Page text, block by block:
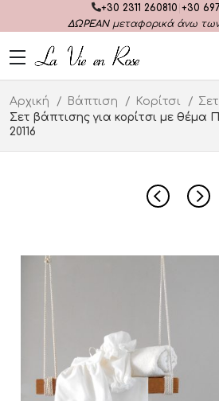
+30 2311 260810 +30
ΔΩΡΕΑΝμεταφορικά άνω
Αρχική Βάπτιση Κορίτσι
Σετ βάπτισης για κορίτσι με θέμα
20116